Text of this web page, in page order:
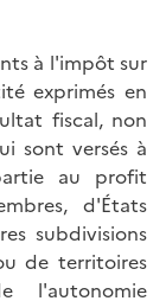
à l'impôt sur
exprimés en
fiscal, non
sont versés à
au profit
d'États
subdivisions
de territoires
l'autonomie